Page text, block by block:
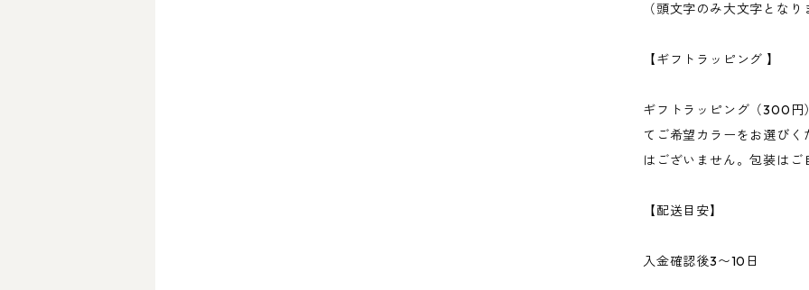
（頭文字のみ大文字となり
【ギフトラッピング 】
ギフトラッピング（300円
てご希望カラーをお選び
はございません。包装は
【配送目安】
入金確認後3〜10日